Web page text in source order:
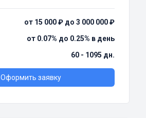
от 15 000 ₽ до 3 000 000 ₽
от 0.07% до 0.25% в день
60 - 1095 дн.
Оформить заявку